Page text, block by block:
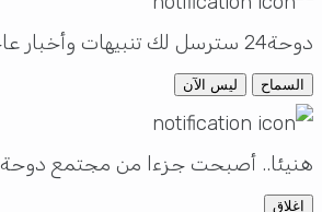
دوحة24 سترسل لك تنبيهات وأخبار عاجلة لحظة وقوعها
السماح ليس الآن
هنيئا.. أصبحت جزءا من مجتمع دوحة24
إغلاق